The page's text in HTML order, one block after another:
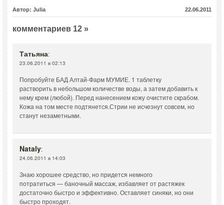
Автор: Julia 22.06.2011
комментариев 12 »
Татьяна:
23.06.2011 в 02:13
Попробуйте БАД Алтай-Фарм МУМИЕ. 1 таблетку
растворить в небольшом количестве воды, а затем добавить к
нему крем (любой). Перед нанесением кожу очистите скрабом.
Кожа на том месте подтянется.Стрии не исчезнут совсем, но
станут незаметными.
Nataly:
24.06.2011 в 14:03
Знаю хорошее средство, но придется немного
потратиться — баночный массаж, избавляет от растяжек
достаточно быстро и эффективно. Оставляет синяки, но они
быстро проходят.